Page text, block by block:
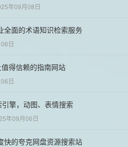
年09月08日
面的术语知识检索服务
日
得信赖的指南网站
日
擎，动图、表情搜索
年09月06日
的夸克网盘资源搜索站